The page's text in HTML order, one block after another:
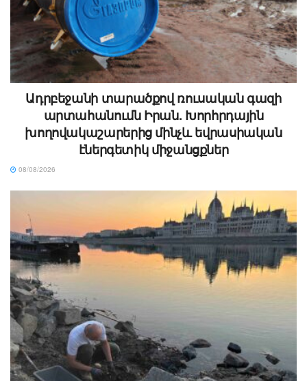
Ադրբեջանի տարածքով ռուսական գազի
արտահանումն Իրան. Խորհրդային
խողովակաշարերից մինչև եվրասիական
էներգետիկ միջանցքներ
08/08/2026